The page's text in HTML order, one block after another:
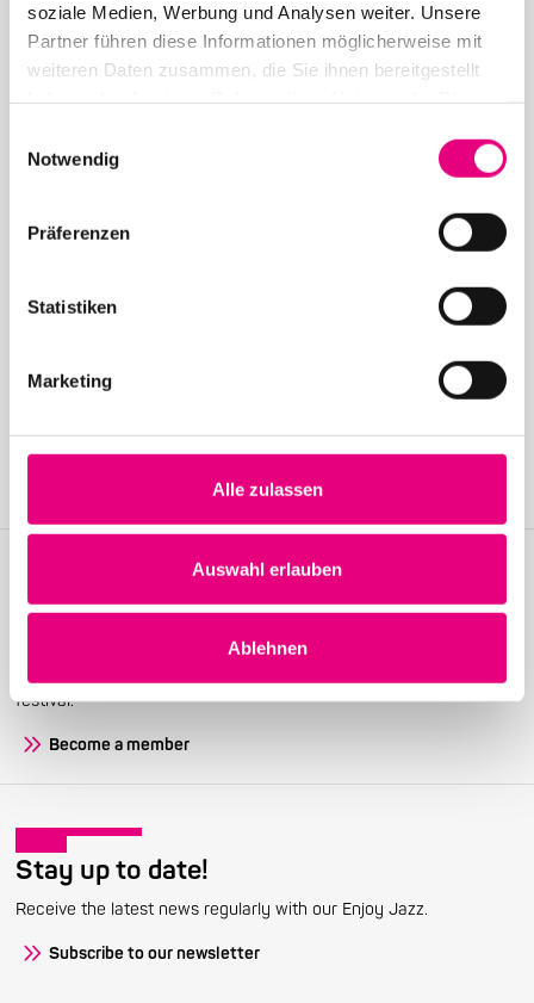
soziale Medien, Werbung und Analysen weiter. Unsere
Partner führen diese Informationen möglicherweise mit
weiteren Daten zusammen, die Sie ihnen bereitgestellt
Notwendig
Präferenzen
Statistiken
Marketing
Alle zulassen
Auswahl erlauben
Ablehnen
May 12, 2026
28th Enjoy Jazz – Opening Night with Souad Massi
28th Enjoy Jazz – International Superstar Gregory
Join the Enjoy Jazz and receive exclusive information about the
festival.
Become a member
Stay up to date!
Receive the latest news regularly with our Enjoy Jazz.
Subscribe to our newsletter